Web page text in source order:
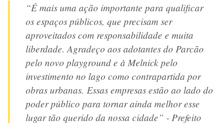
“É mais uma ação importante para qualificar
os espaços públicos, que precisam ser
aproveitados com responsabilidade e muita
liberdade. Agradeço aos adotantes do Parcão
pelo novo playground e à Melnick pelo
investimento no lago como contrapartida por
obras urbanas. Essas empresas estão ao lado do
poder público para tornar ainda melhor esse
lugar tão querido da nossa cidade” - Prefeito